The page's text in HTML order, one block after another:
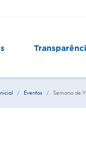
Eventos Semana de